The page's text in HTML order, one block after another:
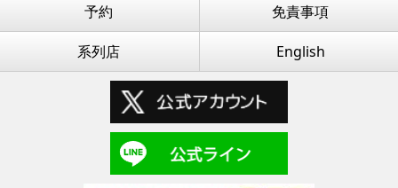
予約 免責事項
系列店 English